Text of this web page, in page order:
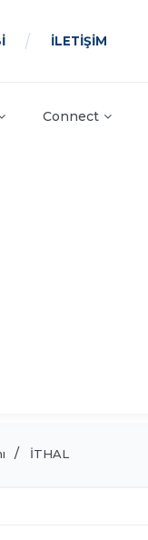
İLETİŞİM
Connect
İTHAL